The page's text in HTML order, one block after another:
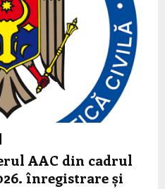
AAC din cadrul
înregistrare și